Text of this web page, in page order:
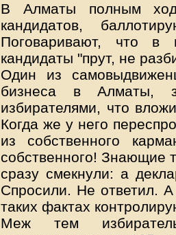
В Алматы полным
кандидатов,
Поговаривают, что в
кандидаты "прут, не
Один из
бизнеса в Алматы,
избирателями, что
Когда же у него
из собственного
собственного! Знающие
сразу смекнули: а
Спросили. Не ответил.
таких фактах
Меж тем